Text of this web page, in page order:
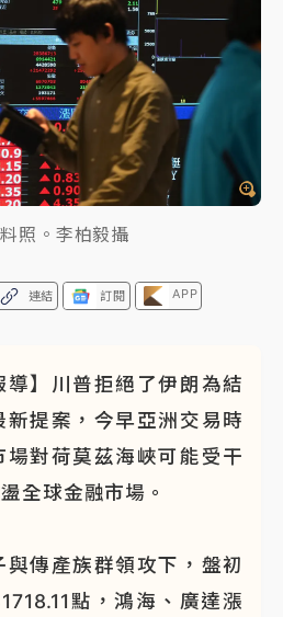
4大鬆綁一次看
奇命喪豪宅！檢警3方向追出前
照。李柏毅攝
連結 訂閱 APP
導】川普拒絕了伊朗為結
提案，今早亞洲交易時
對荷莫茲海峽可能受干
全球金融市場。
與傳產族群領攻下，盤初
點，鴻海、廣達漲